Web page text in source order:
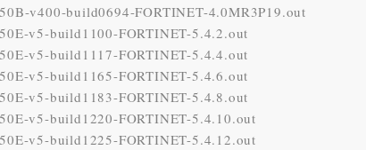
v400-build0694-FORTINET-4.0MR3P19.out
v5-build1100-FORTINET-5.4.2.out
v5-build1117-FORTINET-5.4.4.out
v5-build1165-FORTINET-5.4.6.out
v5-build1183-FORTINET-5.4.8.out
v5-build1220-FORTINET-5.4.10.out
v5-build1225-FORTINET-5.4.12.out